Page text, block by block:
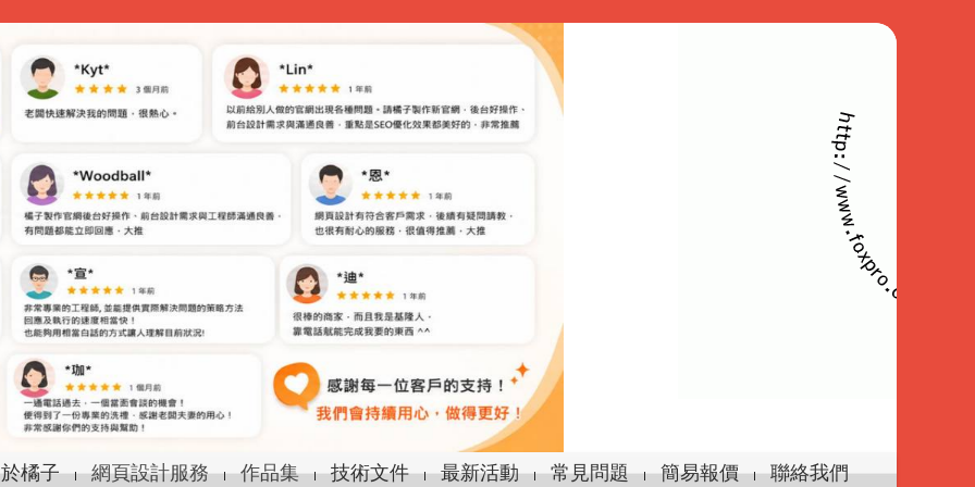
橘子 網頁設計服務 作品集 技術文件 最新活動 常見問題 簡易報價 聯絡我們